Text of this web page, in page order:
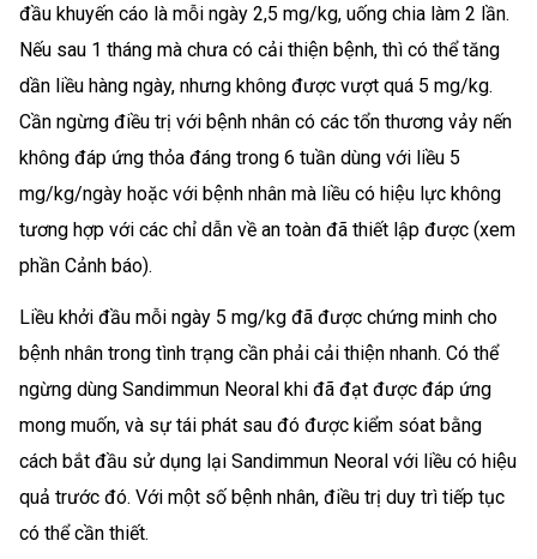
đầu khuyến cáo là mỗi ngày 2,5 mg/kg, uống chia làm 2 lần.
Nếu sau 1 tháng mà chưa có cải thiện bệnh, thì có thể tăng
dần liều hàng ngày, nhưng không được vượt quá 5 mg/kg.
Cần ngừng điều trị với bệnh nhân có các tổn thương vảy nến
không đáp ứng thỏa đáng trong 6 tuần dùng với liều 5
mg/kg/ngày hoặc với bệnh nhân mà liều có hiệu lực không
tương hợp với các chỉ dẫn về an toàn đã thiết lập được (xem
phần Cảnh báo).
Liều khởi đầu mỗi ngày 5 mg/kg đã được chứng minh cho
bệnh nhân trong tình trạng cần phải cải thiện nhanh. Có thể
ngừng dùng Sandimmun Neoral khi đã đạt được đáp ứng
mong muốn, và sự tái phát sau đó được kiểm sóat bằng
cách bắt đầu sử dụng lại Sandimmun Neoral với liều có hiệu
quả trước đó. Với một số bệnh nhân, điều trị duy trì tiếp tục
có thể cần thiết.